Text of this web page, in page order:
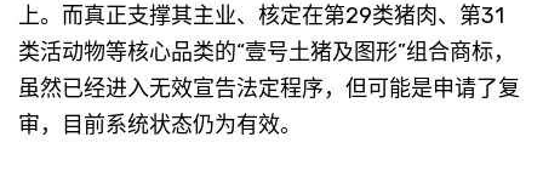
上。而真正支撑其主业、核定在第29类猪肉、第31
类活动物等核心品类的“壹号土猪及图形”组合商标，
虽然已经进入无效宣告法定程序，但可能是申请了复
审，目前系统状态仍为有效。